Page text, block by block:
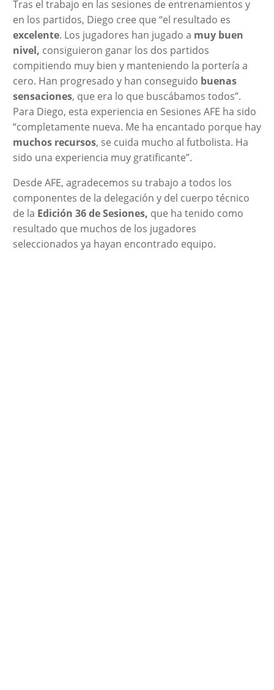
Tras el trabajo en las sesiones de entrenamientos y
en los partidos, Diego cree que “el resultado es
excelente. Los jugadores han jugado a muy buen
nivel, consiguieron ganar los dos partidos
compitiendo muy bien y manteniendo la portería a
cero. Han progresado y han conseguido buenas
sensaciones, que era lo que buscábamos todos”.
Para Diego, esta experiencia en Sesiones AFE ha sido
“completamente nueva. Me ha encantado porque hay
muchos recursos, se cuida mucho al futbolista. Ha
sido una experiencia muy gratificante”.
Desde AFE, agradecemos su trabajo a todos los
componentes de la delegación y del cuerpo técnico
de la Edición 36 de Sesiones, que ha tenido como
resultado que muchos de los jugadores
seleccionados ya hayan encontrado equipo.